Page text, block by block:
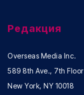
Редакция
Overseas Media Inc.
589 8th Ave., 7th Floor
New York, NY 10018